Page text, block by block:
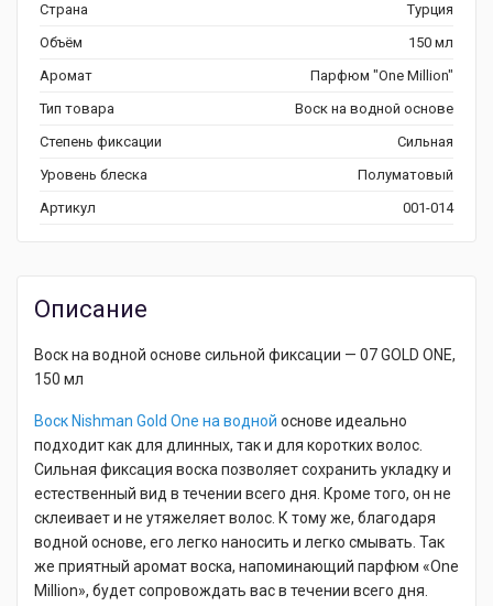
Страна
Турция
Объём
150 мл
Аромат
Парфюм "One Million"
Тип товара
Воск на водной основе
Степень фиксации
Сильная
Уровень блеска
Полуматовый
Артикул
001-014
Описание
Воск на водной основе сильной фиксации — 07 GOLD ONE,
150 мл
Воск Nishman Gold One на водной основе идеально
подходит как для длинных, так и для коротких волос.
Сильная фиксация воска позволяет сохранить укладку и
естественный вид в течении всего дня. Кроме того, он не
склеивает и не утяжеляет волос. К тому же, благодаря
водной основе, его легко наносить и легко смывать. Так
же приятный аромат воска, напоминающий парфюм «One
Million», будет сопровождать вас в течении всего дня.